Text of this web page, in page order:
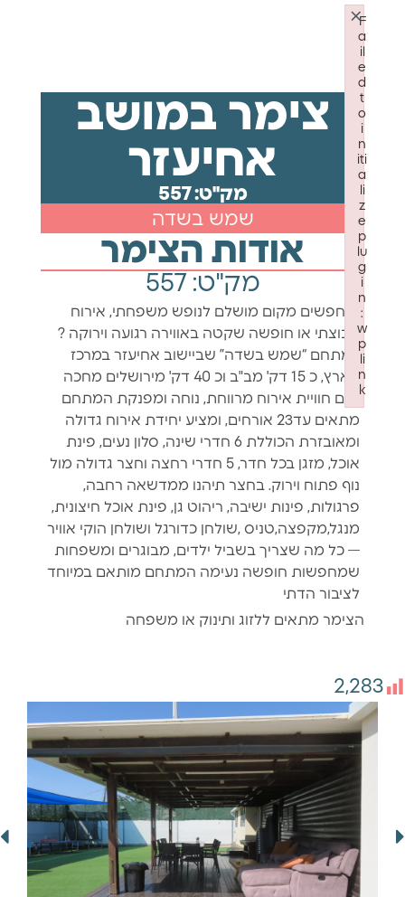
צימר במושב
אחיעזר
מק"ט: 557
שמש בשדה
אודות הצימר
מק"ט: 557
מחפשים מקום מושלם לנופש משפחתי, אירוח
קבוצתי או חופשה שקטה באווירה רגועה וירוקה ?
במתחם “שמש בשדה” שביישוב אחיעזר במרכז
הארץ, כ 15 דק' מב"ב וכ 40 דק' מירושלים מחכה
לכם חוויית אירוח מרווחת, נוחה ומפנקת המתחם
מתאים עד23 אורחים, ומציע יחידת אירוח גדולה
ומאובזרת הכוללת 6 חדרי שינה, סלון נעים, פינת
אוכל, מזגן בכל חדר, 5 חדרי רחצה וחצר גדולה מול
נוף פתוח וירוק. בחצר תיהנו ממדשאה רחבה,
פרגולות, פינות ישיבה, ריהוט גן, פינת אוכל חיצונית,
מנגל,מקפצה,טניס ,שולחן כדורגל ושולחן הוקי אוויר
— כל מה שצריך בשביל ילדים, מבוגרים ומשפחות
שמחפשות חופשה נעימה המתחם מותאם במיוחד
לציבור הדתי
הצימר מתאים ללזוג ותינוק או משפחה
2,283
F
a
il
e
d
t
o
i
n
iti
a
li
z
e
p
lu
g
i
n
:
w
p
li
n
k
×
Failed to